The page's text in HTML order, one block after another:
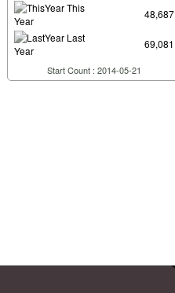
This
Year
48,687
Last
Year
69,081
Start Count : 2014-05-21